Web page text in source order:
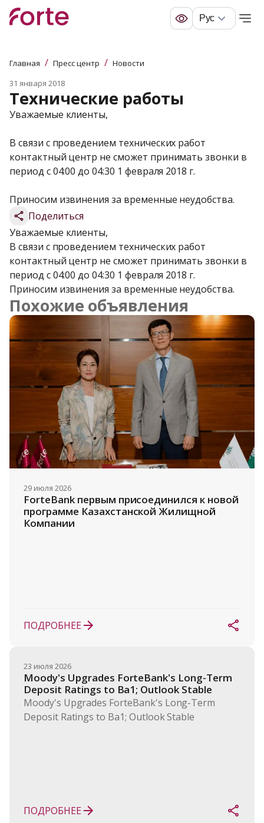
Рус
Главная / Пресс центр / Новости
31 января 2018
Технические работы
Уважаемые клиенты,
В связи с проведением технических работ
контактный центр не сможет принимать звонки в
период с 04:00 до 04:30 1 февраля 2018 г.
Приносим извинения за временные неудобства.
Поделиться
Уважаемые клиенты,
В связи с проведением технических работ
контактный центр не сможет принимать звонки в
период с 04:00 до 04:30 1 февраля 2018 г.
Приносим извинения за временные неудобства.
Похожие объявления
29 июля 2026
ForteBank первым присоединился к новой
программе Казахстанской Жилищной
Компании
ПОДРОБНЕЕ
23 июля 2026
Moody's Upgrades ForteBank's Long-Term
Deposit Ratings to Ba1; Outlook Stable
Moody's Upgrades ForteBank's Long-Term
Deposit Ratings to Ba1; Outlook Stable
ПОДРОБНЕЕ